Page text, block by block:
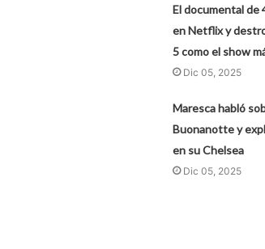
El documental de
en Netflix y
5 como el show
Dic 05, 2025
Maresca habló
Buonanotte y
en su Chelsea
Dic 05, 2025